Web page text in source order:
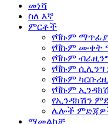
መነሻ
ስለ እኛ
ምርቶች
የቫኩም
የቫኩም ሙቀት
የቫኩም
የቫኩም
የቫኩም
የቫኩም
የኢንዳክሽን
ሌሎች
ማመልከቻ